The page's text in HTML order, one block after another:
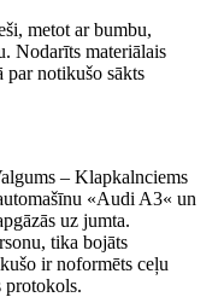
metot ar bumbu,
Nodarīts materiālais
par notikušo sākts
– Klapkalnciems
«Audi A3« un
uz jumta.
tika bojāts
ir noformēts ceļu
protokols.